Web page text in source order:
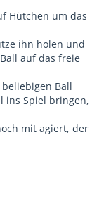
Hütchen um das
ihn holen und
auf das freie
Ball
ins Spiel bringen,
mit agiert, der